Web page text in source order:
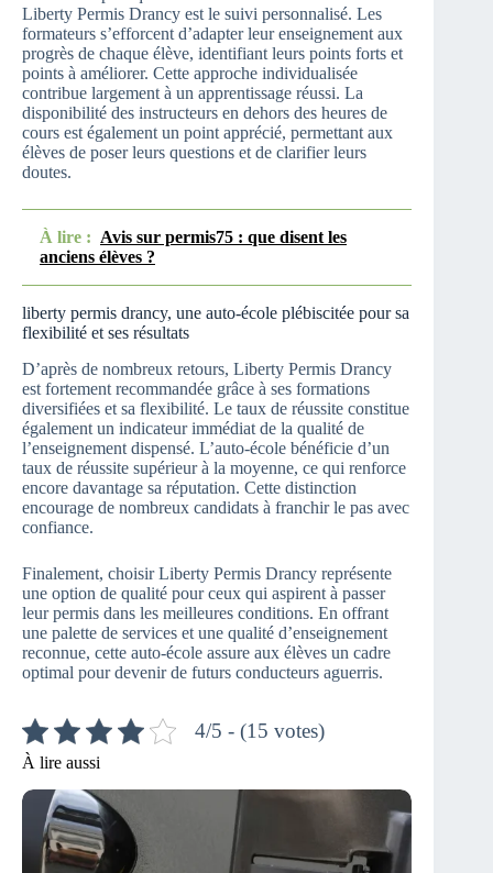
Liberty Permis Drancy est le suivi personnalisé. Les
formateurs s’efforcent d’adapter leur enseignement aux
progrès de chaque élève, identifiant leurs points forts et
points à améliorer. Cette approche individualisée
contribue largement à un apprentissage réussi. La
disponibilité des instructeurs en dehors des heures de
cours est également un point apprécié, permettant aux
élèves de poser leurs questions et de clarifier leurs
doutes.
À lire : Avis sur permis75 : que disent les
anciens élèves ?
liberty permis drancy, une auto-école plébiscitée pour sa
flexibilité et ses résultats
D’après de nombreux retours, Liberty Permis Drancy
est fortement recommandée grâce à ses formations
diversifiées et sa flexibilité. Le taux de réussite constitue
également un indicateur immédiat de la qualité de
l’enseignement dispensé. L’auto-école bénéficie d’un
taux de réussite supérieur à la moyenne, ce qui renforce
encore davantage sa réputation. Cette distinction
encourage de nombreux candidats à franchir le pas avec
confiance.
Finalement, choisir Liberty Permis Drancy représente
une option de qualité pour ceux qui aspirent à passer
leur permis dans les meilleures conditions. En offrant
une palette de services et une qualité d’enseignement
reconnue, cette auto-école assure aux élèves un cadre
optimal pour devenir de futurs conducteurs aguerris.
4/5 - (15 votes)
À lire aussi